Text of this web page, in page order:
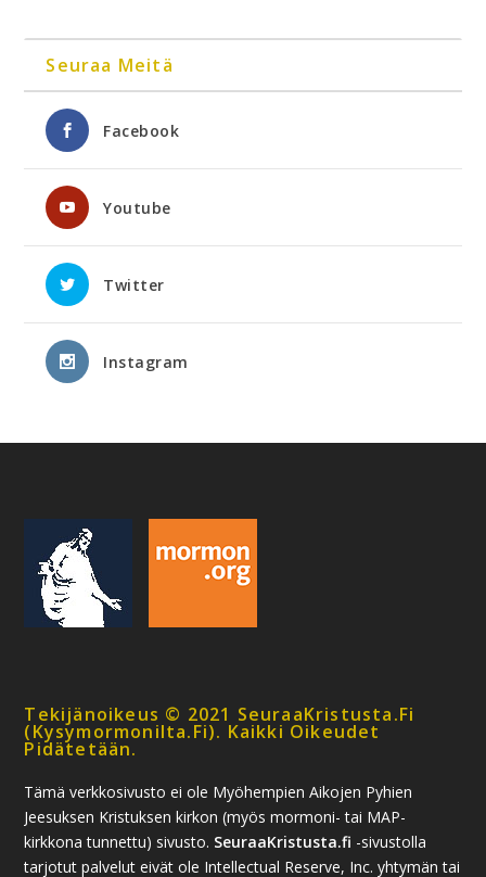
Seuraa Meitä
Facebook
Youtube
Twitter
Instagram
Tekijänoikeus © 2021 SeuraaKristusta.fi
(kysymormonilta.fi). Kaikki Oikeudet
Pidätetään.
Tämä verkkosivusto ei ole Myöhempien Aikojen Pyhien
Jeesuksen Kristuksen kirkon (myös mormoni- tai MAP-
kirkkona tunnettu) sivusto. SeuraaKristusta.fi -sivustolla
tarjotut palvelut eivät ole Intellectual Reserve, Inc. yhtymän tai